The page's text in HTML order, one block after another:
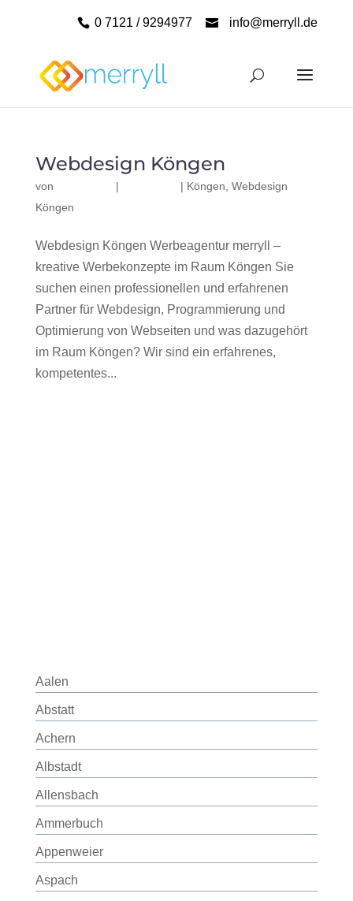
0 7121 / 9294977 info@merryll.de
Webdesign Köngen
von | | Köngen Webdesign
Köngen
Webdesign Köngen Werbeagentur merryll –
kreative Werbekonzepte im Raum Köngen Sie
suchen einen professionellen und erfahrenen
Partner für Webdesign, Programmierung und
Optimierung von Webseiten und was dazugehört
im Raum Köngen? Wir sind ein erfahrenes,
kompetentes...
Aalen
Abstatt
Achern
Albstadt
Allensbach
Ammerbuch
Appenweier
Aspach